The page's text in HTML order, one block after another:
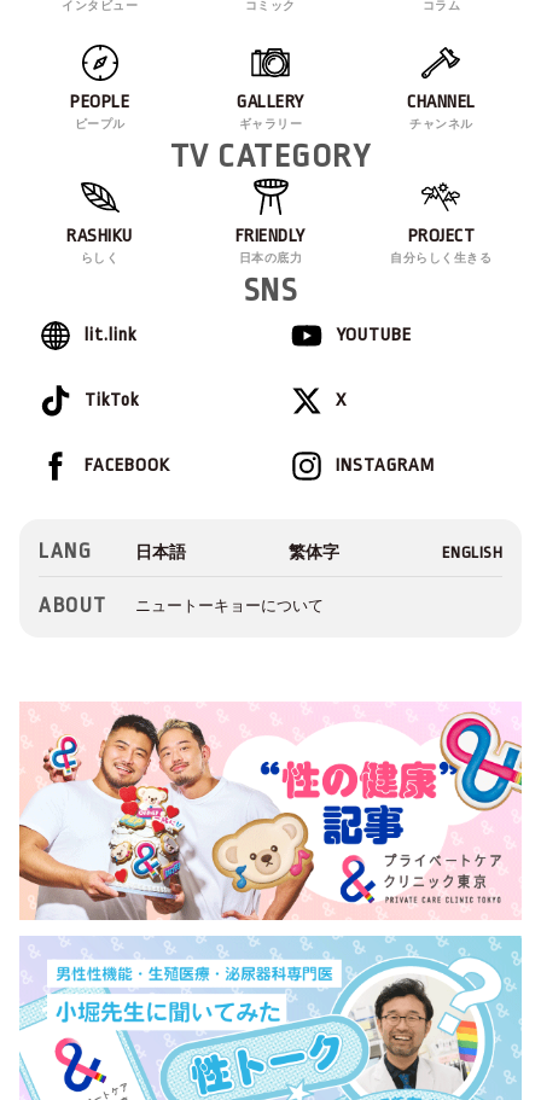
インタビュー コミック コラム
PEOPLE
ピープル
GALLERY
ギャラリー
CHANNEL
チャンネル
TV CATEGORY
RASHIKU
らしく
FRIENDLY
日本の底力
PROJECT
自分らしく生きる
SNS
lit.link YOUTUBE
TikTok X
INSTAGRAM
FACEBOOK
LANG
ABOUT ニュートーキョーについて